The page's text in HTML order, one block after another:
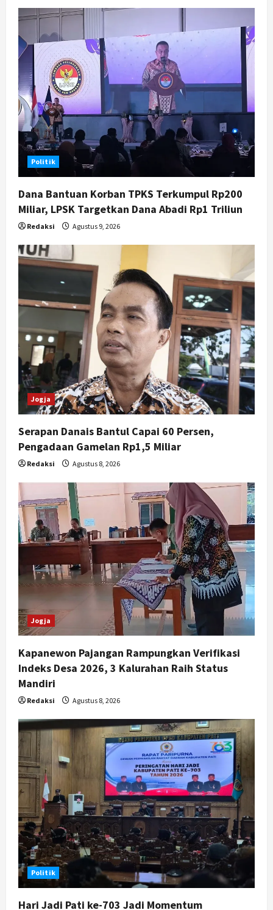
4
Hari Jadi Pati ke-703 Jadi
Momentum Kemajuan, Ini Pesan Ali
Badrudin
Agustus 8, 2026
Jogja
Peringatan HUT ke-270 Kota
Yogyakarta Digelar 2 Bulan, Fokus
pada UMKM dan Wisata
Agustus 7, 2026
Politik
Dana Bantuan Korban TPKS Terkumpul Rp200
Miliar, LPSK Targetkan Dana Abadi Rp1 Triliun
Redaksi Agustus 9, 2026
Jogja
Serapan Danais Bantul Capai 60 Persen,
Pengadaan Gamelan Rp1,5 Miliar
Redaksi Agustus 8, 2026
Jogja
Kapanewon Pajangan Rampungkan Verifikasi
Indeks Desa 2026, 3 Kalurahan Raih Status
Mandiri
Redaksi Agustus 8, 2026
Politik
Hari Jadi Pati ke-703 Jadi Momentum